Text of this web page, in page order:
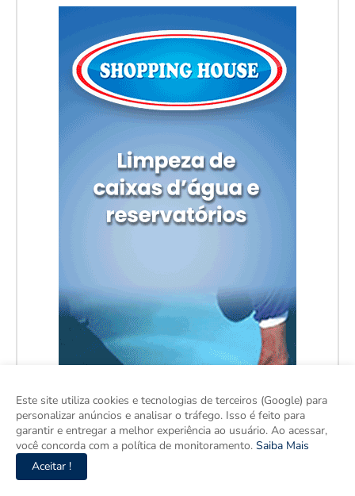
Este site utiliza cookies e tecnologias de terceiros (Google) para
personalizar anúncios e analisar o tráfego. Isso é feito para
garantir e entregar a melhor experiência ao usuário. Ao acessar,
você concorda com a política de monitoramento. Saiba Mais
Aceitar !